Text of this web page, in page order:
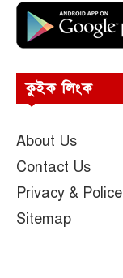
কুইক লিংক
About Us
Contact Us
Privacy & Police
Sitemap